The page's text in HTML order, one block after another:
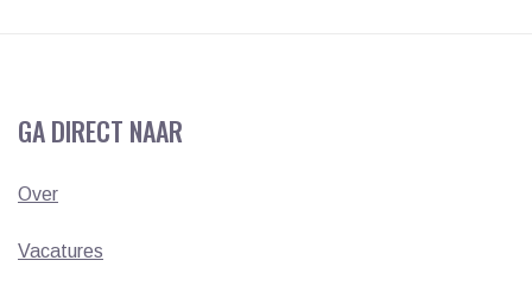
GA DIRECT NAAR
Over
Vacatures